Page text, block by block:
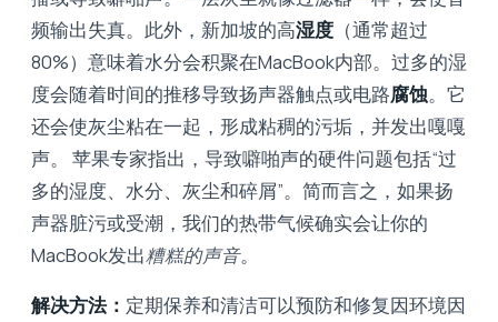
频输出失真。此外，新加坡的高湿度 （通常超过
80%）意味着水分会积聚在MacBook内部。过多的湿
度会随着时间的推移导致扬声器触点或电路腐蚀。它
还会使灰尘粘在一起，形成粘稠的污垢，并发出嘎嘎
声。 苹果专家指出，导致噼啪声的硬件问题包括“过
多的湿度、水分、灰尘和碎屑”。简而言之，如果扬
声器脏污或受潮，我们的热带气候确实会让你的
MacBook发出糟糕的声音。
解决方法： 定期保养和清洁可以预防和修复因环境因